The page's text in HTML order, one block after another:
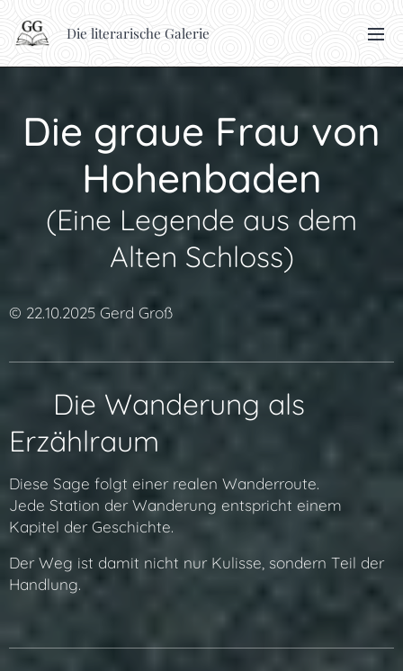
Die literarische Galerie
Die graue Frau von
Hohenbaden
(Eine Legende aus dem
Alten Schloss)
© 22.10.2025 Gerd Groß
🧭 Die Wanderung als
Erzählraum
Diese Sage folgt einer realen Wanderroute.
Jede Station der Wanderung entspricht einem
Kapitel der Geschichte.
Der Weg ist damit nicht nur Kulisse, sondern Teil der
Handlung.